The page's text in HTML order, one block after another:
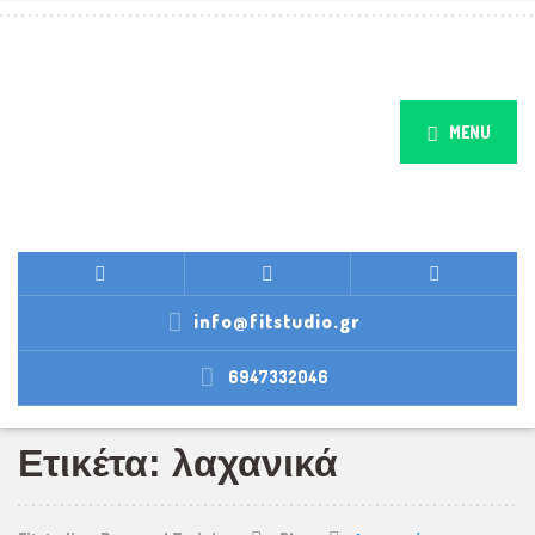
MENU
info@fitstudio.gr
6947332046
Ετικέτα: λαχανικά